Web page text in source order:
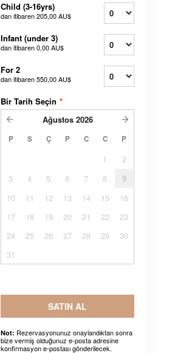
Child (3-16yrs)
dan itibaren205,00 AU$
Infant (under 3)
dan itibaren0,00 AU$
For 2
dan itibaren550,00 AU$
Bir Tarih Seçin *
Ağustos 2026
P S Ç P C C P
1
2
3
4 5 6 7 8
9
10
11 12 13 14 15
16
17
18 19 20 21 22
23
24
25 26 27 28 29
30
31
SATIN AL
Not: Rezervasyonunuz onaylandıktan sonra
bize vermiş olduğunuz e-posta adresine
konfirmasyon e-postası gönderilecek.